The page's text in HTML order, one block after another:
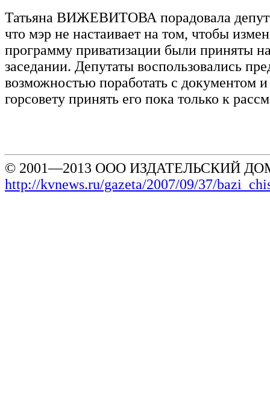
Татьяна ВИЖЕВИТОВА порадовала
что мэр не настаивает на том, чтобы
программу приватизации были приняты
заседании. Депутаты воспользовались
возможностью поработать с документом
горсовету принять его пока только к
© 2001—2013 ООО ИЗДАТЕЛЬСКИЙ
http://kvnews.ru/gazeta/2007/09/37/